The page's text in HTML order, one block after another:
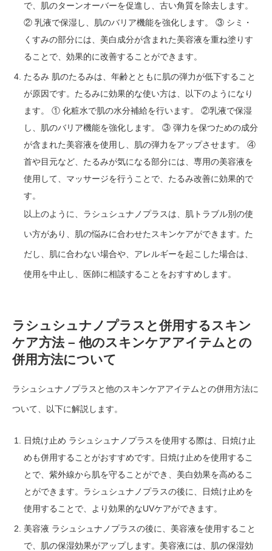
で、肌のターンオーバーを促進し、古い角質を除去します。
② 乳液で保湿し、肌のバリア機能を強化します。 ③ シミ・
くすみの部分には、美白成分が含まれた美容液を重ね塗りす
ることで、効果的に改善することができます。
たるみ 肌のたるみは、年齢とともに肌の弾力が低下すること
が原因です。たるみに効果的な使い方は、以下のようになり
ます。 ① 化粧水で肌の水分補給を行います。 ②乳液で保湿
し、肌のバリア機能を強化します。 ③ 弾力を保つための成分
が含まれた美容液を使用し、肌の弾力をアップさせます。 ④
首や目元など、たるみが気になる部分には、専用の美容液を
使用して、マッサージを行うことで、たるみ改善に効果的で
す。
以上のように、ラシュシュナノプラスは、肌トラブル別の使
い方があり、肌の悩みに合わせたスキンケアができます。た
だし、肌に合わない場合や、アレルギーを起こした場合は、
使用を中止し、医師に相談することをおすすめします。
ラシュシュナノプラスと併用するスキン
ケア方法 – 他のスキンケアアイテムとの
併用方法について
ラシュシュナノプラスと他のスキンケアアイテムとの併用方法に
ついて、以下に解説します。
日焼け止め ラシュシュナノプラスを使用する際は、日焼け止
めも併用することがおすすめです。日焼け止めを使用するこ
とで、紫外線から肌を守ることができ、美白効果を高めるこ
とができます。ラシュシュナノプラスの後に、日焼け止めを
使用することで、より効果的なUVケアができます。
美容液 ラシュシュナノプラスの後に、美容液を使用すること
で、肌の保湿効果がアップします。美容液には、肌の保湿効